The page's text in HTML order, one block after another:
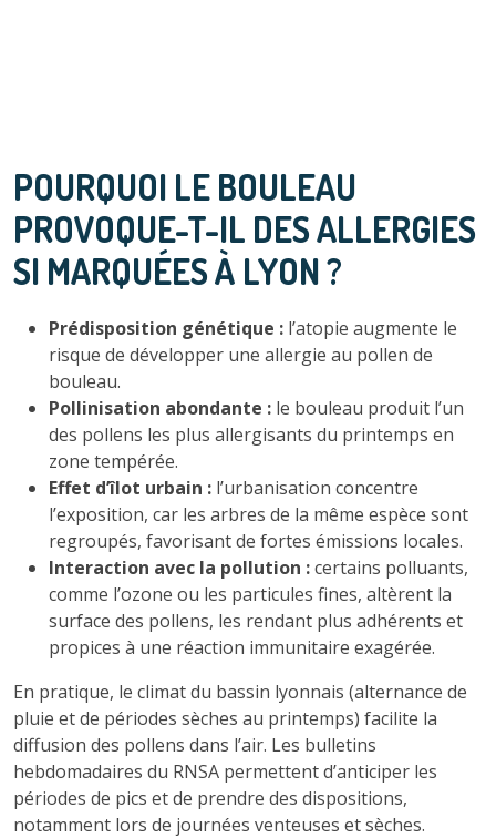
POURQUOI LE BOULEAU
PROVOQUE-T-IL DES ALLERGIES
SI MARQUÉES À LYON ?
Prédisposition génétique : l’atopie augmente le
risque de développer une allergie au pollen de
bouleau.
Pollinisation abondante : le bouleau produit l’un
des pollens les plus allergisants du printemps en
zone tempérée.
Effet d’îlot urbain : l’urbanisation concentre
l’exposition, car les arbres de la même espèce sont
regroupés, favorisant de fortes émissions locales.
Interaction avec la pollution :certains polluants,
comme l’ozone ou les particules fines, altèrent la
surface des pollens, les rendant plus adhérents et
propices à une réaction immunitaire exagérée.
En pratique, le climat du bassin lyonnais (alternance de
pluie et de périodes sèches au printemps) facilite la
diffusion des pollens dans l’air. Les bulletins
hebdomadaires du RNSA permettent d’anticiper les
périodes de pics et de prendre des dispositions,
notamment lors de journées venteuses et sèches.